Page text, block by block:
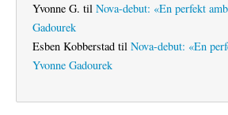
Yvonne G. til Nova-debut: «En perfekt
Gadourek
Esben Kobberstad til Nova-debut: «En
Yvonne Gadourek